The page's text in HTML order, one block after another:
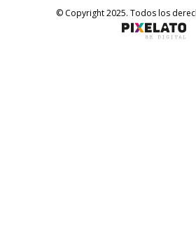
© Copyright 2025. Todos los